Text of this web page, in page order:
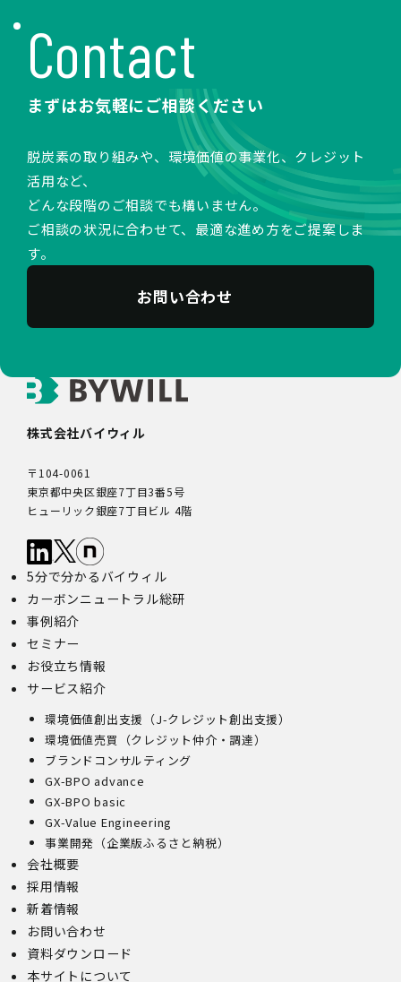
Analyticsを利用しますと、Google社又は当社の設定す
るCookieをもとにして、Google社が利用者様によるサ
イト訪問履歴を収集、記録、分析します。当社は、
Google社からその分析結果を受け取り、利用者様の利用
状況等を把握します。Google Analyticsにより収集、記
録、分析された利用者様の情報には、特定の個人を識別す
る情報は一切含まれません。また、それらの情報は、
Google社により同社のプライバシーポリシーに基づいて
管理されます。
Google、Meta（Facebook）、X（Twitter）を含む第
社の広告が掲載されています。
第三者配信事業者は、Cookie等の識別情報を使用して、
当社のウェブサイトへの訪問・行動履歴情報に基づいて広
ないデータに不可逆変換した上で第三者配信事業者におい
て照合を行い、その結果に基づいて広告を配信することが
以外の目的で利用することはありません。
10.保有個人データの開示等
当社の保有個人データについて、利用目的の通知・開示・
内容の訂正・追加又は削除・利用の停止・消去、第三者へ
といいます。）をご希望の場合は、本人又はその代理人か
らのお申し出であることを確認した上で対応いたします。
もし、ご希望の全部又は一部に応じられない場合はその理
由をご説明いたします。
出に関する連絡・事務手続に必要な範囲でのみ利用しま
す。
(1)開示等の求めのお申し出先
に定める要件を満たす場合には、当社の定める手続に従っ
て速やかに対応します。
開示等のお求めについては、以下のお問い合わせ窓口まで
お申し出受付け後、当社「保有個人情報に関する開示等の
請求書」を送付いたします。 ご記入いただいた「請求
書」と「本人確認書類のコピー」、代理人によるお求めの
場合は「代理人であることを確認する書類」を送付してく
ださい。また、各資料に含まれる本籍地情報は都道府県ま
い。
・ 本人確認書類の写し（運転免許証、パスポート、健康
保険証、住民票、年金手帳等）
・ 代理人であることを確認する書類
Contact
まずはお気軽にご相談ください
脱炭素の取り組みや、環境価値の事業化、クレジット
活用など、
どんな段階のご相談でも構いません。
ご相談の状況に合わせて、最適な進め方をご提案しま
す。
お問い合わせ
株式会社バイウィル
〒104-0061
東京都中央区銀座7丁目3番5号
ヒューリック銀座7丁目ビル 4階
5分で分かるバイウィル
カーボンニュートラル総研
事例紹介
セミナー
お役立ち情報
サービス紹介
環境価値創出支援（J-クレジット創出支援）
環境価値売買（クレジット仲介・調達）
ブランドコンサルティング
GX-BPO advance
GX-BPO basic
GX-Value Engineering
事業開発（企業版ふるさと納税）
会社概要
採用情報
新着情報
お問い合わせ
資料ダウンロード
本サイトについて